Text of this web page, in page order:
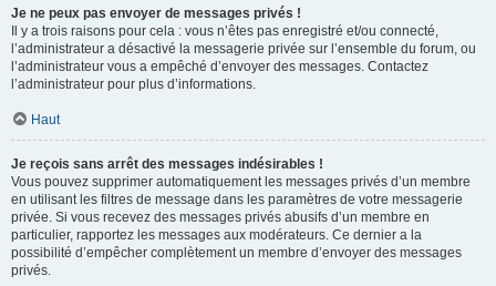
Je ne peux pas envoyer de messages privés !
Il y a trois raisons pour cela : vous n’êtes pas enregistré et/ou connecté,
l’administrateur a désactivé la messagerie privée sur l’ensemble du forum, ou
l’administrateur vous a empêché d’envoyer des messages. Contactez
l’administrateur pour plus d’informations.
Haut
Je reçois sans arrêt des messages indésirables !
Vous pouvez supprimer automatiquement les messages privés d’un membre
en utilisant les filtres de message dans les paramètres de votre messagerie
privée. Si vous recevez des messages privés abusifs d’un membre en
particulier, rapportez les messages aux modérateurs. Ce dernier a la
possibilité d’empêcher complètement un membre d’envoyer des messages
privés.